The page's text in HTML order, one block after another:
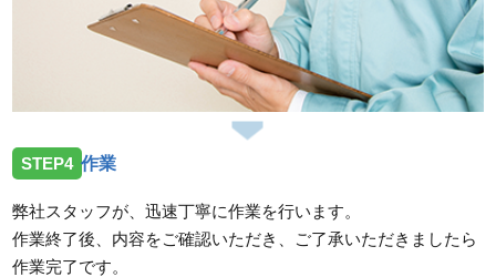
STEP4 作業
弊社スタッフが、迅速丁寧に作業を行います。
作業終了後、内容をご確認いただき、ご了承いただきましたら
作業完了です。